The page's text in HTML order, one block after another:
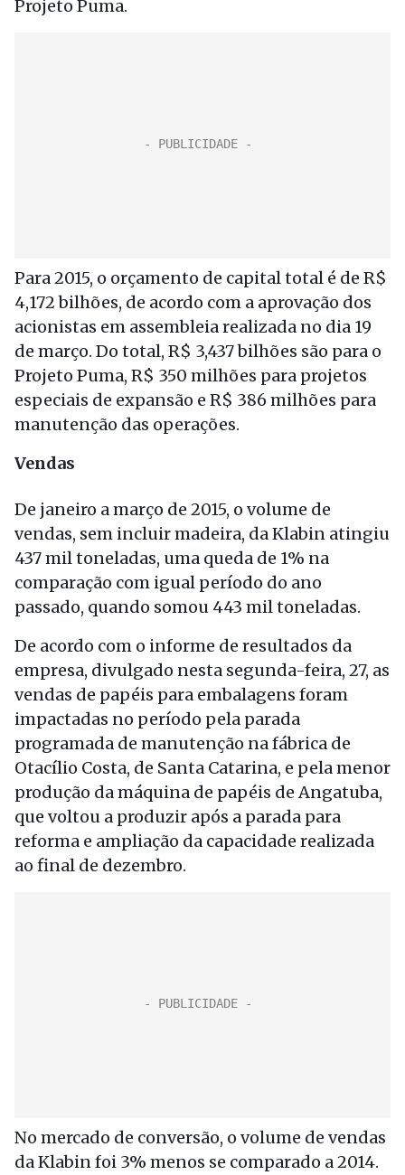
Projeto Puma.
Para 2015, o orçamento de capital total é de R$
4,172 bilhões, de acordo com a aprovação dos
acionistas em assembleia realizada no dia 19
de março. Do total, R$ 3,437 bilhões são para o
Projeto Puma, R$ 350 milhões para projetos
especiais de expansão e R$ 386 milhões para
manutenção das operações.
Vendas
De janeiro a março de 2015, o volume de
vendas, sem incluir madeira, da Klabin atingiu
437 mil toneladas, uma queda de 1% na
comparação com igual período do ano
passado, quando somou 443 mil toneladas.
De acordo com o informe de resultados da
empresa, divulgado nesta segunda-feira, 27, as
vendas de papéis para embalagens foram
impactadas no período pela parada
programada de manutenção na fábrica de
Otacílio Costa, de Santa Catarina, e pela menor
produção da máquina de papéis de Angatuba,
que voltou a produzir após a parada para
reforma e ampliação da capacidade realizada
ao final de dezembro.
No mercado de conversão, o volume de vendas
da Klabin foi 3% menos se comparado a 2014.